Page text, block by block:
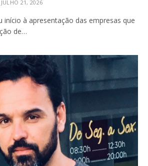
JULHO 21, 2026
início à apresentação das empresas que
de…